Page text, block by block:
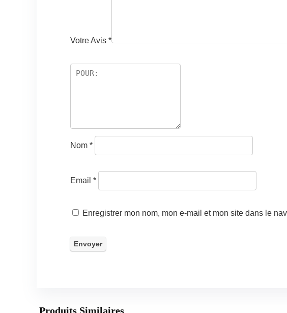
Votre Avis *
Nom *
Email *
Enregistrer mon nom, mon e-mail et mon site dans le
Produits Similaires